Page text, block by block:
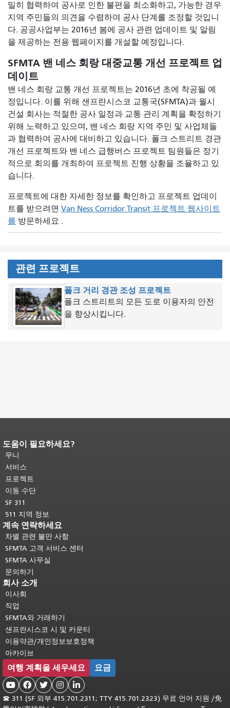
밀히 협력하여 공사로 인한 불편을 최소화하고, 가능한 경우
지역 주민들의 의견을 수렴하여 공사 단계를 조정할 것입니
다. 공공사업부는 2016년 봄에 공사 관련 업데이트 및 알림
을 제공하는 전용 웹페이지를 개설할 예정입니다.
SFMTA 밴 네스 회랑 대중교통 개선 프로젝트 업
데이트
밴 네스 회랑 교통 개선 프로젝트는 2016년 초에 착공될 예
정입니다. 이를 위해 샌프란시스코 교통국(SFMTA)과 월시
건설 회사는 적절한 공사 일정과 교통 관리 계획을 확정하기
위해 노력하고 있으며, 밴 네스 회랑 지역 주민 및 사업체들
과 협력하여 공사에 대비하고 있습니다. 폴크 스트리트 경관
개선 프로젝트와 밴 네스 급행버스 프로젝트 팀원들은 정기
적으로 회의를 개최하여 프로젝트 진행 상황을 조율하고 있
습니다.
프로젝트에 대한 자세한 정보를 확인하고 프로젝트 업데이
트를 받으려면 Van Ness Corridor Transit 프로젝트 웹사이트
를 방문하세요 .
관련 프로젝트
폴크 거리 경관 조성 프로젝트
폴크 스트리트의 모든 도로 이용자의 안전
을 향상시킵니다.
페이지 내용 끝입니다.이 페이지의 나
머지 내용은 모든 페이지에 반복됩니
다.메인 콘텐츠 상단으로 돌아가려면
여기를 클릭하십시오
도움이 필요하세요?
무니
서비스
프로젝트
이동 수단
SF 311
511 지역 정보
계속 연락하세요
차별 관련 불만 사항
SFMTA 고객 서비스 센터
SFMTA 사무실
문의하기
회사 소개
이사회
직업
SFMTA와 거래하기
샌프란시스코 시 및 카운티
이용약관/개인정보보호정책
아카이브
여행 계획을 세우세요 요금
    
☎ 311 (SF 외부 415.701.2311; TTY 415.701.2323) 무료 언어 지원 /免